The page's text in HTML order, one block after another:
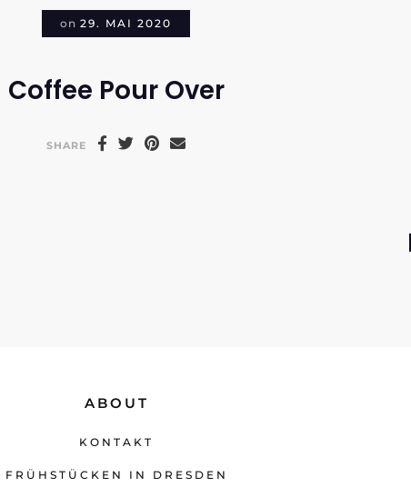
on29. MAI 2020
Coffee Pour Over
SHARE
ABOUT
KONTAKT
FRÜHSTÜCKEN IN DRESDEN